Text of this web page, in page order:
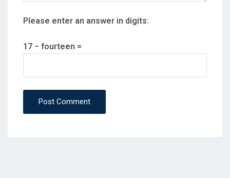
Please enter an answer in digits:
17 − fourteen =
Post Comment